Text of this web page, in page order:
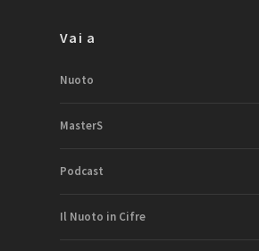
Vai a
Nuoto
MasterS
Podcast
Il Nuoto in Cifre